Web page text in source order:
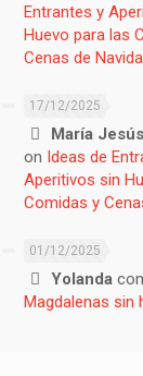
Entrantes y
Huevo para las
Cenas de
17/12/2025
María Jesús
on Ideas de
Aperitivos sin
Comidas y
01/12/2025
Yolanda
Magdalenas sin